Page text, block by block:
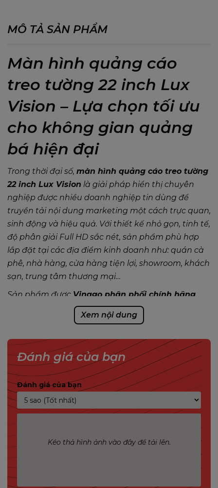
MÔ TẢ SẢN PHẨM
Màn hình quảng cáo
treo tường 22 inch Lux
Vision – Lựa chọn tối ưu
cho không gian quảng
bá hiện đại
Trong thời đại số, màn hình quảng cáo treo tường
22 inch Lux Vision là giải pháp hiển thị chuyên
nghiệp được nhiều doanh nghiệp tin dùng để
truyền tải nội dung marketing một cách trực quan,
sinh động và hiệu quả. Với thiết kế nhỏ gọn, tinh tế,
độ phân giải Full HD sắc nét, sản phẩm phù hợp
lắp đặt tại các địa điểm kinh doanh như: quán cà
phê, nhà hàng, cửa hàng tiện lợi, showroom, khách
sạn, trung tâm thương mại…
Sản phẩm được Vinago phân phối chính hãng
cam kết chất lượng, bảo hành uy tín và hỗ trợ kỹ
thuật nhanh chóng.
Xem nội dung
Đánh giá của bạn
Đánh giá của bạn
Kéo thả hình ảnh vào đây để tải lên.